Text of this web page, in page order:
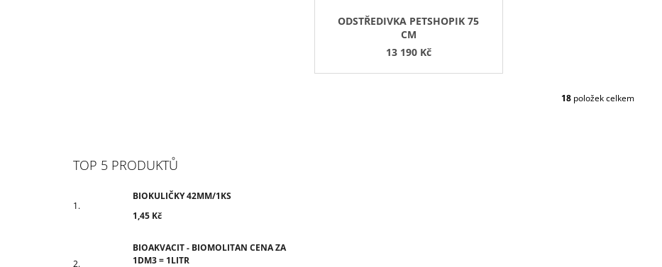
TOP 5 PRODUKTŮ
BIOKULIČKY 42MM/1KS
1,45 Kč
BIOAKVACIT - BIOMOLITAN CENA ZA
1DM3 = 1LITR
ODSTŘEDIVKA PETSHOPIK 75
CM
13 190 Kč
O
18položek celkem